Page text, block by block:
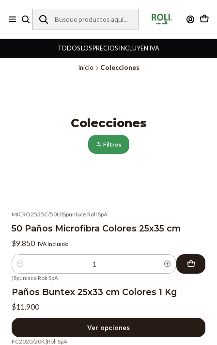
TODOS LOS PRECIOS INCLUYEN IVA
Inicio Colecciones
Colecciones
Filtros
MICRO2535C/50U |Spunlace Roli SpA
50 Paños Microfibra Colores 25x35 cm
$9.850 IVA Incluido
Cantidad
|Spunlace Roli SpA
Paños Buntex 25x33 cm Colores 1 Kg
$11.900
Ver opciones
FC2020/20K|Roli SpA